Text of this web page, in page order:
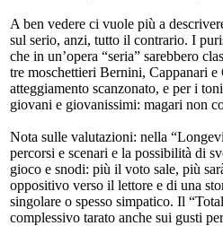
A ben vedere ci vuole più a
sul serio, anzi, tutto il contrario. I
che in un’opera “seria” sarebbero
tre moschettieri Bernini, Cappanari
atteggiamento scanzonato, e per i
giovani e giovanissimi: magari non
Nota sulle valutazioni: nella
percorsi e scenari e la possibilità di
gioco e snodi: più il voto sale, più
oppositivo verso il lettore e di una
singolare o spesso simpatico. Il
complessivo tarato anche sui gusti